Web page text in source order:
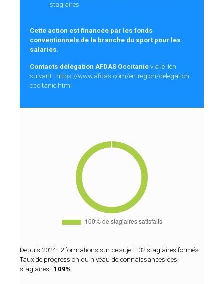
stagiaires
Cette action est financée par les fonds
conventionnels de la branche du sport pour les
salariés.
Contacts délégation AFDAS Occitanie via le lien
suivant : https://www.afdas.com/en-region/delegation-
occitanie.html
Depuis 2024 : 2 formations sur ce sujet - 32 stagiaires formés
Taux de progression du niveau de connaissances des
stagiaires : 109%